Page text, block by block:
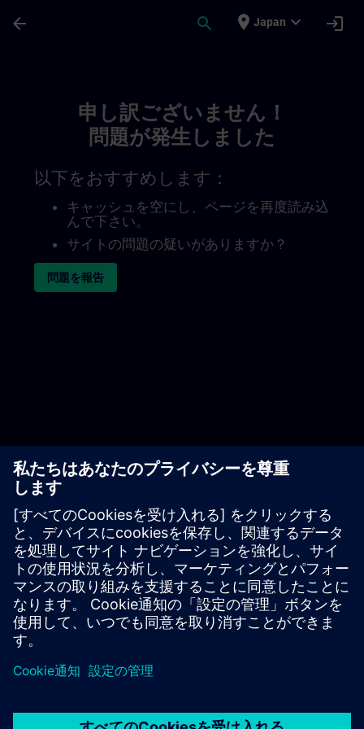
arrow_back search place Japan expand_more login
申し訳ございません！
問題が発生しました
以下をおすすめします：
キャッシュを空にし、ページを再度読み込
んで下さい。
サイトの問題の疑いがありますか？
問題を報告